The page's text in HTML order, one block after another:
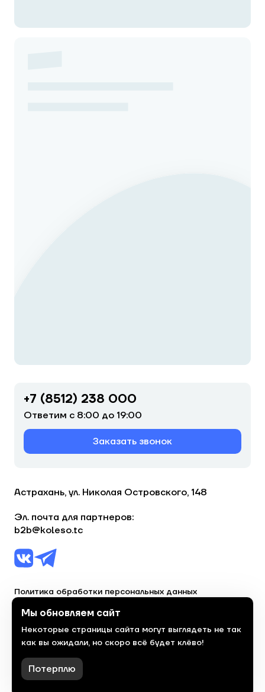
+7 (8512) 238 000
Ответим с 8:00 до 19:00
Заказать звонок
Астрахань, ул. Николая Островского, 148
Эл. почта для партнеров:
b2b@koleso.tc
Политика обработки персональных данных
© 2023, торгово-сервисная сеть «Колесо»
Политика конфиденциальности
Сделано
красиво
Мы обновляем сайт
Некоторые страницы сайта могут выглядеть не так
как вы ожидали, но скоро всё будет клёво!
Потерплю